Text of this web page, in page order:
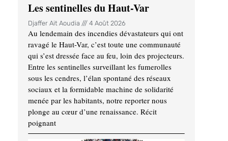
Les sentinelles du Haut-Var
Djaffer Ait Aoudia 4 Août 2026
Au lendemain des incendies dévastateurs qui ont
ravagé le Haut-Var, c’est toute une communauté
qui s’est dressée face au feu, loin des projecteurs.
Entre les sentinelles surveillant les fumerolles
sous les cendres, l’élan spontané des réseaux
sociaux et la formidable machine de solidarité
menée par les habitants, notre reporter nous
plonge au cœur d’une renaissance. Récit
poignant